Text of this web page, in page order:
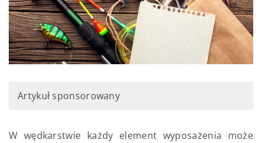
Artykuł sponsorowany
W wędkarstwie każdy element wyposażenia może